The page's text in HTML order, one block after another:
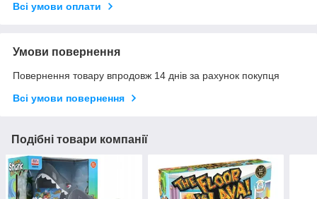
Всі умови оплати
Умови повернення
Повернення товару впродовж 14 днів за рахунок покупця
Всі умови повернення
Подібні товари компанії